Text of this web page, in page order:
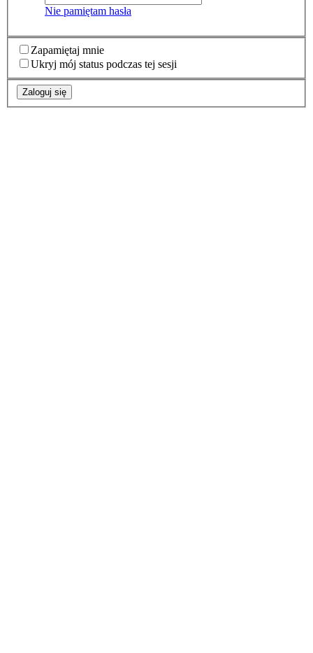
Nie pamiętam hasła
Zapamiętaj mnie
Ukryj mój status podczas tej sesji